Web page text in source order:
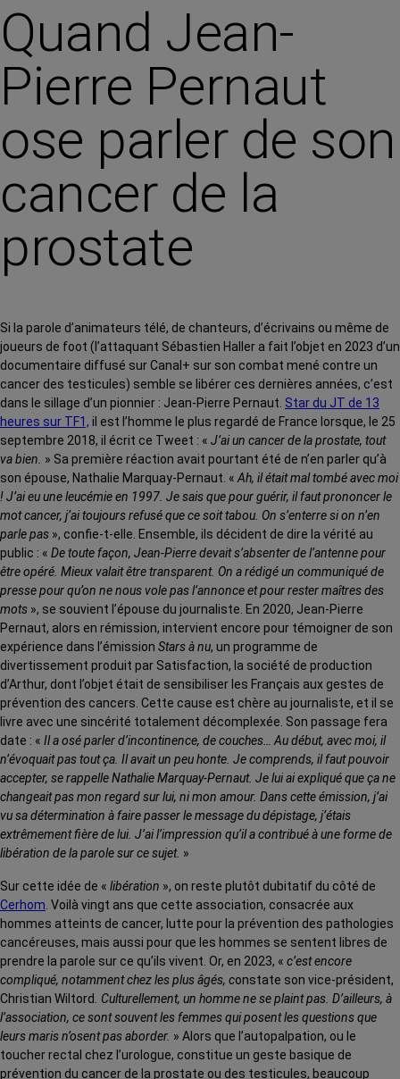
Quand Jean-
Pierre Pernaut
ose parler de son
cancer de la
prostate
Si la parole d’animateurs télé, de chanteurs, d’écrivains ou même de
joueurs de foot (l’attaquant Sébastien Haller a fait l’objet en 2023 d’un
documentaire diffusé sur Canal+ sur son combat mené contre un
cancer des testicules) semble se libérer ces dernières années, c’est
dans le sillage d’un pionnier : Jean-Pierre Pernaut. Star du JT de 13
heures sur TF1, il est l’homme le plus regardé de France lorsque, le 25
septembre 2018, il écrit ce Tweet : « J’ai un cancer de la prostate, tout
va bien. » Sa première réaction avait pourtant été de n’en parler qu’à
son épouse, Nathalie Marquay-Pernaut. « Ah, il était mal tombé avec moi
! J’ai eu une leucémie en 1997. Je sais que pour guérir, il faut prononcer le
mot cancer, j’ai toujours refusé que ce soit tabou. On s’enterre si on n’en
parle pas », confie-t-elle. Ensemble, ils décident de dire la vérité au
public : « De toute façon, Jean-Pierre devait s’absenter de l’antenne pour
être opéré. Mieux valait être transparent. On a rédigé un communiqué de
presse pour qu’on ne nous vole pas l’annonce et pour rester maîtres des
mots », se souvient l’épouse du journaliste. En 2020, Jean-Pierre
Pernaut, alors en rémission, intervient encore pour témoigner de son
expérience dans l’émission Stars à nu, un programme de
divertissement produit par Satisfaction, la société de production
d’Arthur, dont l’objet était de sensibiliser les Français aux gestes de
prévention des cancers. Cette cause est chère au journaliste, et il se
livre avec une sincérité totalement décomplexée. Son passage fera
date : « Il a osé parler d’incontinence, de couches… Au début, avec moi, il
n’évoquait pas tout ça. Il avait un peu honte. Je comprends, il faut pouvoir
accepter, se rappelle Nathalie Marquay-Pernaut. Je lui ai expliqué que ça ne
changeait pas mon regard sur lui, ni mon amour. Dans cette émission, j’ai
vu sa détermination à faire passer le message du dépistage, j’étais
extrêmement fière de lui. J’ai l’impression qu’il a contribué à une forme de
libération de la parole sur ce sujet. »
Sur cette idée de « libération », on reste plutôt dubitatif du côté de
Cerhom . Voilà vingt ans que cette association, consacrée aux
hommes atteints de cancer, lutte pour la prévention des pathologies
cancéreuses, mais aussi pour que les hommes se sentent libres de
prendre la parole sur ce qu’ils vivent. Or, en 2023, « c’est encore
compliqué, notamment chez les plus âgés, constate son vice-président,
Christian Wiltord
. Culturellement, un homme ne se plaint pas. D’ailleurs, à
l’association, ce sont souvent les femmes qui posent les questions que
leurs maris n’osent pas aborder. » Alors que l’autopalpation, ou le
toucher rectal chez l’urologue, constitue un geste basique de
prévention du cancer de la prostate ou des testicules, beaucoup